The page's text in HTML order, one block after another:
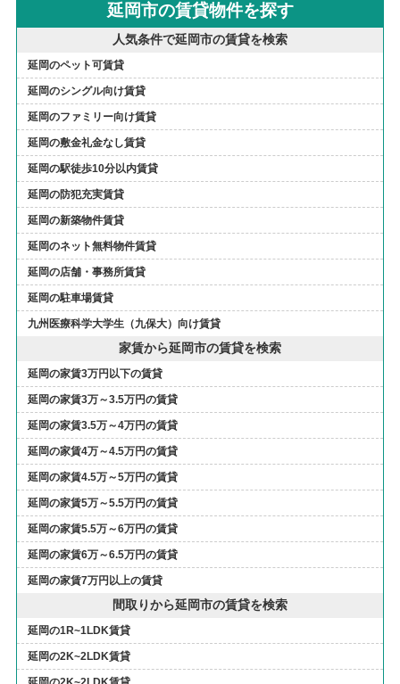
延岡市の賃貸物件を探す
人気条件で延岡市の賃貸を検索
延岡のペット可賃貸
延岡のシングル向け賃貸
延岡のファミリー向け賃貸
延岡の敷金礼金なし賃貸
延岡の駅徒歩10分以内賃貸
延岡の防犯充実賃貸
延岡の新築物件賃貸
延岡のネット無料物件賃貸
延岡の店舗・事務所賃貸
延岡の駐車場賃貸
九州医療科学大学生（九保大）向け賃貸
家賃から延岡市の賃貸を検索
延岡の家賃3万円以下の賃貸
延岡の家賃3万～3.5万円の賃貸
延岡の家賃3.5万～4万円の賃貸
延岡の家賃4万～4.5万円の賃貸
延岡の家賃4.5万～5万円の賃貸
延岡の家賃5万～5.5万円の賃貸
延岡の家賃5.5万～6万円の賃貸
延岡の家賃6万～6.5万円の賃貸
延岡の家賃7万円以上の賃貸
間取りから延岡市の賃貸を検索
延岡の1R~1LDK賃貸
延岡の2K~2LDK賃貸